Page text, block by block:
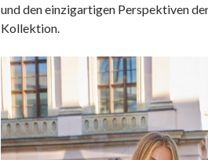
und den einzigartigen Perspektiven
Kollektion.